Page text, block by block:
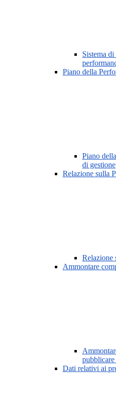
Sistema
Piano della
Piano
di gestione
Relazione sulla
Relazione
Ammontare
Dati relativi ai